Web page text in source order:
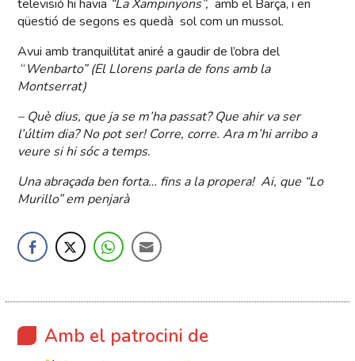
televisió hi havia “La Xampinyons”, amb el Barça, i en
qüestió de segons es quedà sol com un mussol.
Avui amb tranquil·litat aniré a gaudir de l’obra del
“Wenbarto” (El Llorens parla de fons amb la
Montserrat)
– Què dius, que ja se m’ha passat? Que ahir va ser
l’últim dia? No pot ser! Corre, corre. Ara m’hi arribo a
veure si hi sóc a temps.
Una abraçada ben forta… fins a la propera! Ai, que “Lo
Murillo” em penjarà
Amb el patrocini de